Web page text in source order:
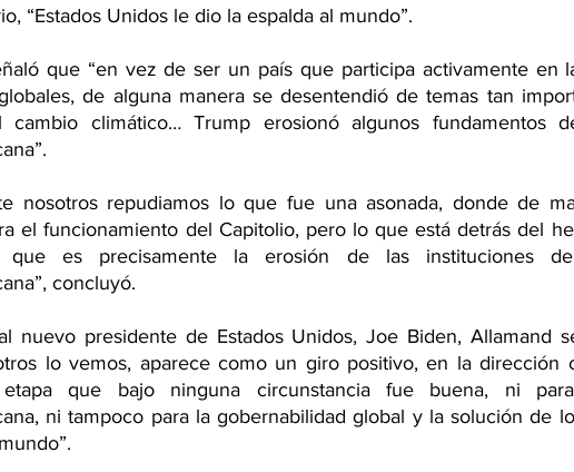
“Estados Unidos le dio la espalda al mundo”.
que “en vez de ser un país que participa activamente en
de alguna manera se desentendió de temas tan
cambio climático… Trump erosionó algunos fundamentos
nosotros repudiamos lo que fue una asonada, donde de
el funcionamiento del Capitolio, pero lo que está detrás del
que es precisamente la erosión de las instituciones
concluyó.
nuevo presidente de Estados Unidos, Joe Biden, Allamand
lo vemos, aparece como un giro positivo, en la dirección
que bajo ninguna circunstancia fue buena, ni
ni tampoco para la gobernabilidad global y la solución de